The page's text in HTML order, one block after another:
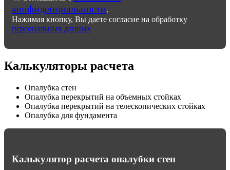
конфиденциальности.
Нажимая кнопку, Вы даете согласие на обработку
персональных данных
Калькуляторы расчета
Опалубка стен
Опалубка перекрытий на объемных стойках
Опалубка перекрытий на телескопических стойках
Опалубка для фундамента
Калькулятор расчета опалубки стен